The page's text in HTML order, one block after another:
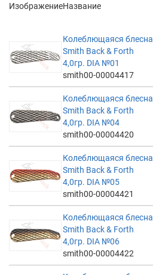
ИзображениеНазвание
Колеблющаяся блесна
Smith Back & Forth
4,0гр. DIA №01
smith00-00004417
Колеблющаяся блесна
Smith Back & Forth
4,0гр. DIA №04
smith00-00004420
Колеблющаяся блесна
Smith Back & Forth
4,0гр. DIA №05
smith00-00004421
Колеблющаяся блесна
Smith Back & Forth
4,0гр. DIA №06
smith00-00004422